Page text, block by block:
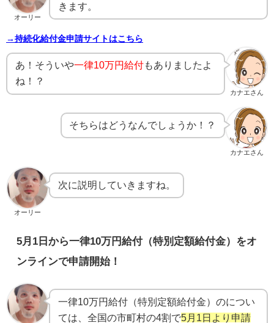
オーリー
きます。
→持続化給付金申請サイトはこちら
カナエさん
あ！そういや一律10万円給付もありましたよ
ね！？
カナエさん
そちらはどうなんでしょうか！？
オーリー
次に説明していきますね。
5月1日から一律10万円給付（特別定額給付金）をオ
ンラインで申請開始！
一律10万円給付（特別定額給付金）のについ
ては、全国の市町村の4割で5月1日より申請